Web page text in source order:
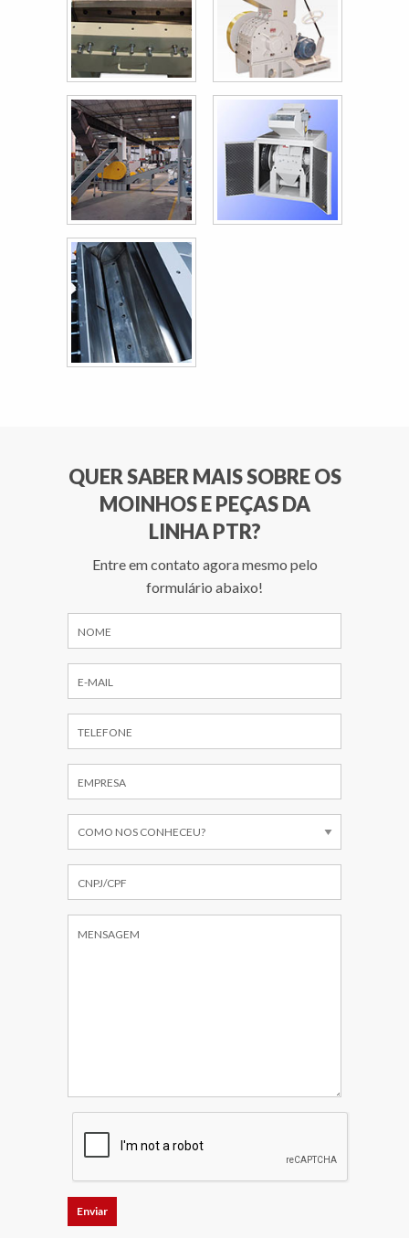
QUER SABER MAIS SOBRE OS
MOINHOS E PEÇAS DA
LINHA PTR?
Entre em contato agora mesmo pelo
formulário abaixo!